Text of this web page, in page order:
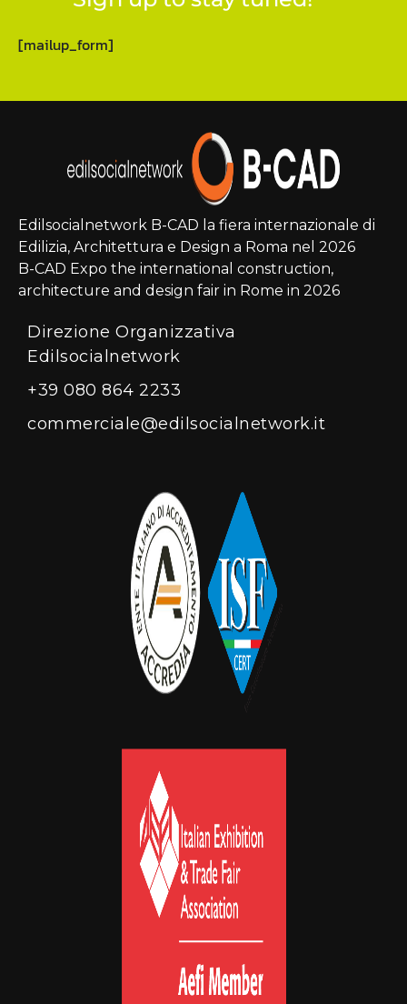
[mailup_form]
Edilsocialnetwork B-CAD la fiera internazionale di
Edilizia, Architettura e Design a Roma nel 2026
B-CAD Expo the international construction,
architecture and design fair in Rome in 2026
Direzione Organizzativa
Edilsocialnetwork
+39 080 864 2233
commerciale@edilsocialnetwork.it